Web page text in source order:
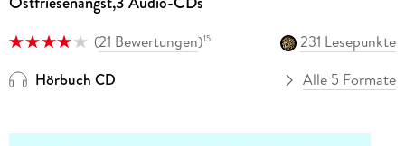
(21 Bewertungen)15
231 Lesepunkte
Hörbuch CD
Alle 5 Formate